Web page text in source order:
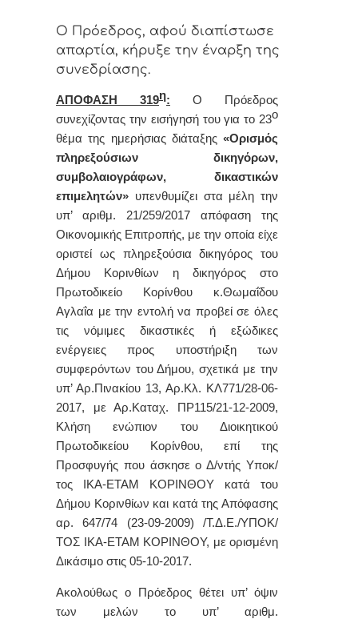
Ο Πρόεδρος, αφού διαπίστωσε
απαρτία, κήρυξε την έναρξη της
συνεδρίασης.
ΑΠΟΦΑΣΗ 319η:
Ο Πρόεδρος
συνεχίζοντας την εισήγησή του για το 23ο
θέμα της ημερήσιας διάταξης «Ορισμός
πληρεξούσιων δικηγόρων,
συμβολαιογράφων, δικαστικών
επιμελητών» υπενθυμίζει στα μέλη την
υπ’ αριθμ. 21/259/2017 απόφαση της
Οικονομικής Επιτροπής, με την οποία είχε
οριστεί ως πληρεξούσια δικηγόρος του
Δήμου Κορινθίων η δικηγόρος στο
Πρωτοδικείο Κορίνθου κ.Θωμαΐδου
Αγλαΐα με την εντολή να προβεί σε όλες
τις νόμιμες δικαστικές ή εξώδικες
ενέργειες προς υποστήριξη των
συμφερόντων του Δήμου, σχετικά με την
υπ’ Αρ.Πινακίου 13, Αρ.Κλ. ΚΛ771/28-06-
2017, με Αρ.Καταχ. ΠΡ115/21-12-2009,
Κλήση ενώπιον του Διοικητικού
Πρωτοδικείου Κορίνθου, επί της
Προσφυγής που άσκησε ο Δ/ντής Υποκ/
τος ΙΚΑ-ΕΤΑΜ ΚΟΡΙΝΘΟΥ κατά του
Δήμου Κορινθίων και κατά της Απόφασης
αρ. 647/74 (23-09-2009) /Τ.Δ.Ε./ΥΠΟΚ/
ΤΟΣ ΙΚΑ-ΕΤΑΜ ΚΟΡΙΝΘΟΥ, με ορισμένη
Δικάσιμο στις 05-10-2017.
Ακολούθως ο Πρόεδρος θέτει υπ’ όψιν
των μελών το υπ’ αριθμ.